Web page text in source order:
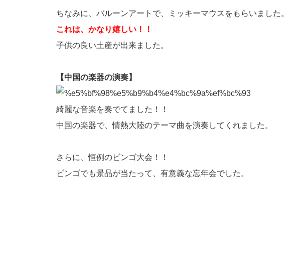
ちなみに、バルーンアートで、ミッキーマウスをもらいました。
これは、かなり嬉しい！！
子供の良い土産が出来ました。
【中国の楽器の演奏】
綺麗な音楽を奏でてました！！
中国の楽器で、情熱大陸のテーマ曲を演奏してくれました。
さらに、恒例のビンゴ大会！！
ビンゴでも景品が当たって、有意義な忘年会でした。